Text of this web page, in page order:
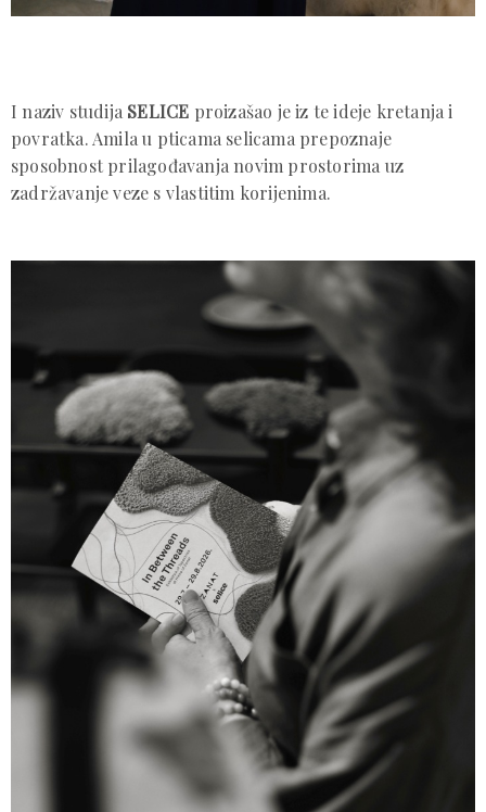
I naziv studija SELICE proizašao je iz te ideje kretanja i
povratka. Amila u pticama selicama prepoznaje
sposobnost prilagođavanja novim prostorima uz
zadržavanje veze s vlastitim korijenima.